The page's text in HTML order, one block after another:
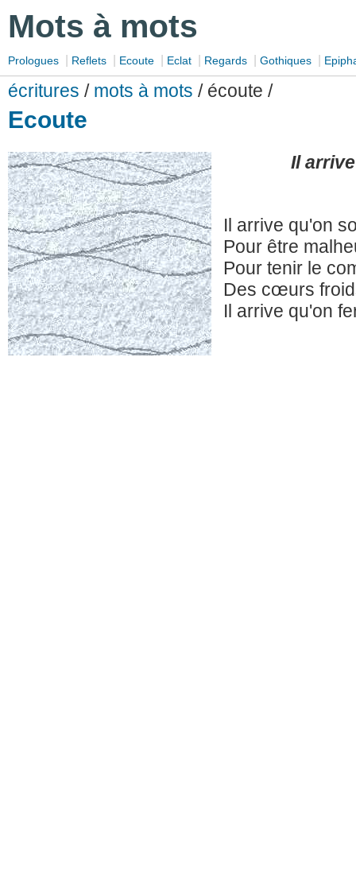
Mots à mots
Prologues Reflets Ecoute Eclat Regards Gothiques
écritures / mots à mots / écoute /
Ecoute
Il
Il arrive qu'on
Pour être
Pour tenir le
Des cœurs
Il arrive qu'on